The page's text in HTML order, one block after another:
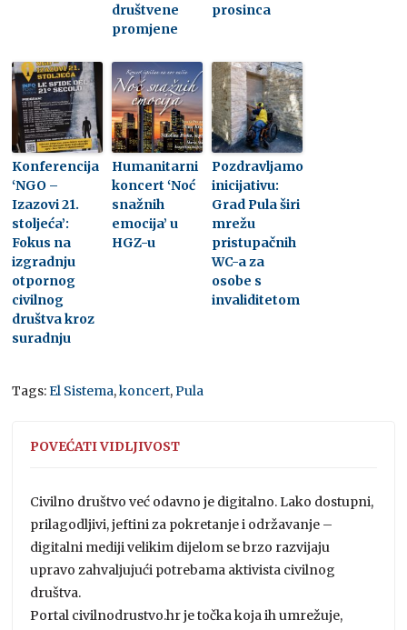
društvene
promjene
prosinca
Konferencija
‘NGO –
Izazovi 21.
stoljeća’:
Fokus na
izgradnju
otpornog
civilnog
društva kroz
suradnju
Humanitarni
koncert ‘Noć
snažnih
emocija’ u
HGZ-u
Pozdravljamo
inicijativu:
Grad Pula širi
mrežu
pristupačnih
WC-a za
osobe s
invaliditetom
Tags:El Sistema,koncert,Pula
POVEĆATI VIDLJIVOST
Civilno društvo već odavno je digitalno. Lako dostupni,
prilagodljivi, jeftini za pokretanje i održavanje –
digitalni mediji velikim dijelom se brzo razvijaju
upravo zahvaljujući potrebama aktivista civilnog
društva.
Portal civilnodrustvo.hr je točka koja ih umrežuje,